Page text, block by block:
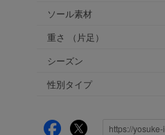
ソール素材
重さ
（片足）
シーズン
性別タイプ